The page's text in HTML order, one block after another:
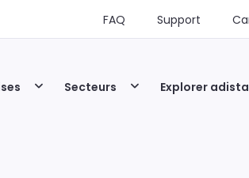
FAQ Support
Secteurs Explorer adista